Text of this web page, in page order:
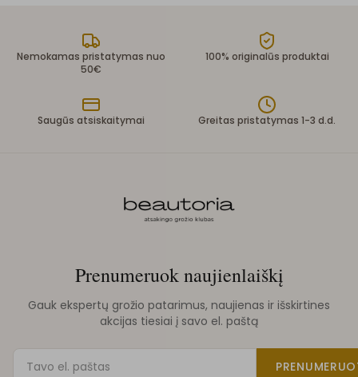
Nemokamas pristatymas nuo
50€
100% originalūs produktai
Saugūs atsiskaitymai Greitas pristatymas 1-3 d.d.
Prenumeruok naujienlaiškį
Gauk ekspertų grožio patarimus, naujienas ir išskirtines
akcijas tiesiai į savo el. paštą